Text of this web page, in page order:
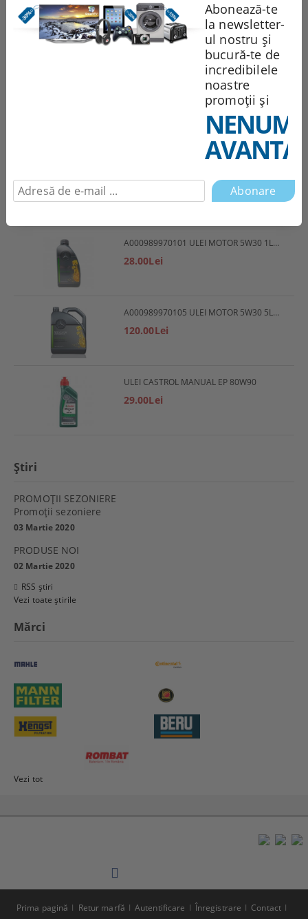
1,944.85Lei
Cele mai vândute produse
A000989970101 ULEI MOTOR 5W30 1L MERCEDES
28.00Lei
A000989970105 ULEI MOTOR 5W30 5L MERCEDES
120.00Lei
ULEI CASTROL MANUAL EP 80W90
29.00Lei
Ştiri
PROMOŢII SEZONIERE
Promoţii sezoniere
03 Martie 2020
PRODUSE NOI
02 Martie 2020
RSS știri
Vezi toate știrile
Mărci
Vezi tot
Prima pagină Retur marfă Autentificare Înregistrare Contact
Abonează-te
la newsletter-
ul nostru și
bucură-te de
incredibilele
noastre
promoții și